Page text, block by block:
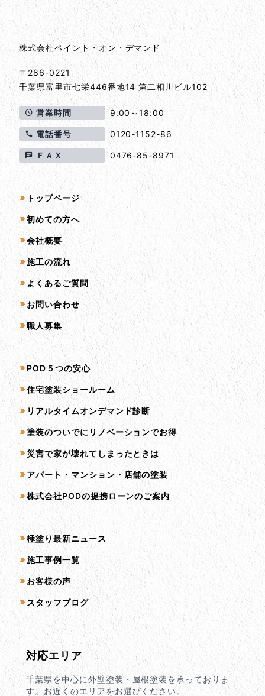
株式会社ペイント・オン・デマンド
〒286-0221
千葉県富里市七栄446番地14 第二相川ビル102
営業時間 9:00～18:00
電話番号 0120-1152-86
ＦＡＸ 0476-85-8971
サイトマップ
トップページ
初めての方へ
会社概要
施工の流れ
よくあるご質問
お問い合わせ
職人募集
サービス一覧
POD５つの安心
住宅塗装ショールーム
リアルタイムオンデマンド診断
塗装のついでにリノベーションでお得
災害で家が壊れてしまったときは
アパート・マンション・店舗の塗装
株式会社PODの提携ローンのご案内
コンテンツ一覧
極塗り最新ニュース
施工事例一覧
お客様の声
スタッフブログ
対応エリア
千葉県を中心に外壁塗装・屋根塗装を承っておりま
す。お近くのエリアをお選びください。